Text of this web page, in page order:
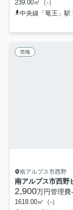
239.00㎡（-）
中央線「竜王」駅
売地
南アルプス市西野
南アルプス市西野
2,900万円管理費-
1618.00㎡（-）